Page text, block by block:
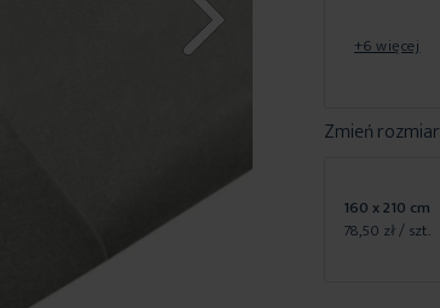
+6 więcej
Zmień rozmiar
160 x 210 cm
78,50 zł/ szt.